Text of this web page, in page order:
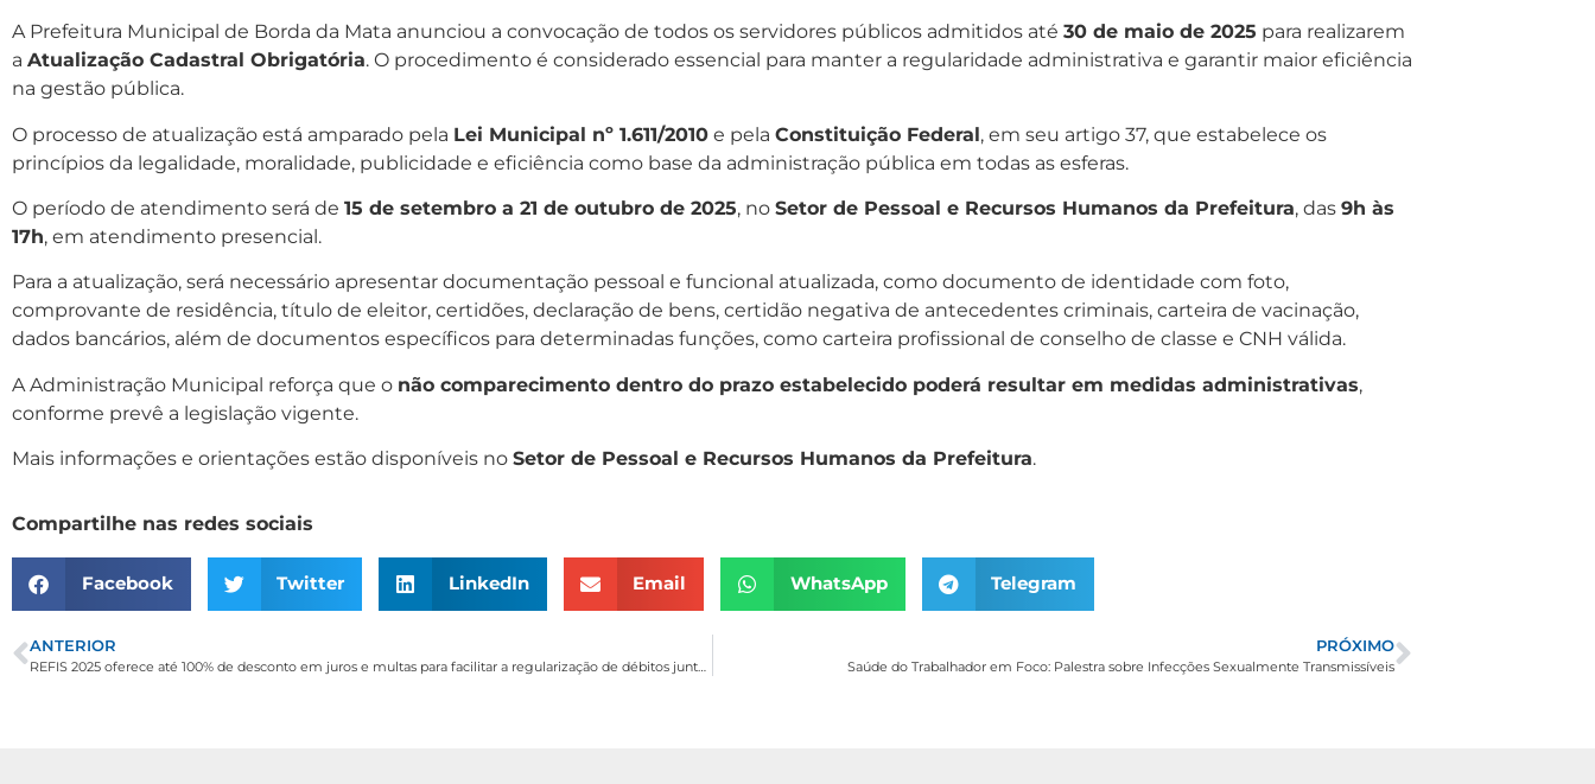
A Prefeitura Municipal de Borda da Mata anunciou a convocação de todos os servidores públicos admitidos até 30 de maio de 2025 para realizarem
a Atualização Cadastral Obrigatória. O procedimento é considerado essencial para manter a regularidade administrativa e garantir maior eficiência
na gestão pública.
O processo de atualização está amparado pela Lei Municipal nº 1.611/2010 e pela Constituição Federal, em seu artigo 37, que estabelece os
princípios da legalidade, moralidade, publicidade e eficiência como base da administração pública em todas as esferas.
O período de atendimento será de 15 de setembro a 21 de outubro de 2025, no Setor de Pessoal e Recursos Humanos da Prefeitura, das 9h às
17h, em atendimento presencial.
Para a atualização, será necessário apresentar documentação pessoal e funcional atualizada, como documento de identidade com foto,
comprovante de residência, título de eleitor, certidões, declaração de bens, certidão negativa de antecedentes criminais, carteira de vacinação,
dados bancários, além de documentos específicos para determinadas funções, como carteira profissional de conselho de classe e CNH válida.
A Administração Municipal reforça que o não comparecimento dentro do prazo estabelecido poderá resultar em medidas administrativas,
conforme prevê a legislação vigente.
Mais informações e orientações estão disponíveis no Setor de Pessoal e Recursos Humanos da Prefeitura.
Compartilhe nas redes sociais
Facebook Twitter LinkedIn Email WhatsApp Telegram
ANTERIOR PRÓXIMO
Saúde do Trabalhador em Foco: Palestra sobre Infecções Sexualmente Transmissíveis